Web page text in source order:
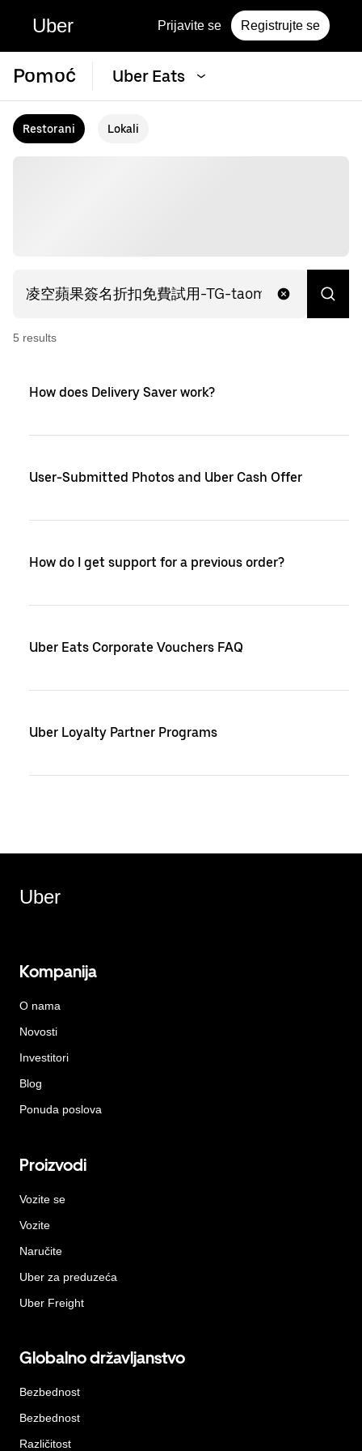
Uber Prijavite se Registrujte se
Pomoć Uber Eats
Restorani Lokali
5 results
How does Delivery Saver work?
User-Submitted Photos and Uber Cash Offer
How do I get support for a previous order?
Uber Eats Corporate Vouchers FAQ
Uber Loyalty Partner Programs
Uber
Kompanija
O nama
Novosti
Investitori
Blog
Ponuda poslova
Proizvodi
Vozite se
Vozite
Naručite
Uber za preduzeća
Uber Freight
Globalno državljanstvo
Bezbednost
Bezbednost
Različitost